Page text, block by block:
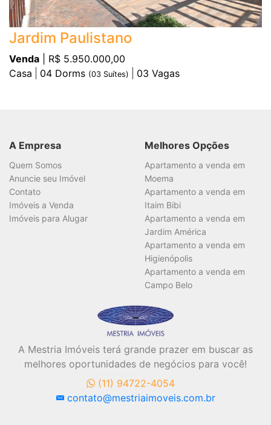
Jardim Paulistano
Venda | R$ 5.950.000,00
Casa
04 Dorms (03 Suítes) 03 Vagas
A Empresa
Quem Somos
Anuncie seu Imóvel
Contato
Imóveis a Venda
Imóveis para Alugar
Melhores Opções
Apartamento a venda em
Moema
Apartamento a venda em
Itaim Bibi
Apartamento a venda em
Jardim América
Apartamento a venda em
Higienópolis
Apartamento a venda em
Campo Belo
A Mestria Imóveis terá grande prazer em buscar as
melhores oportunidades de negócios para você!
(11) 94722-4054
contato@mestriaimoveis.com.br